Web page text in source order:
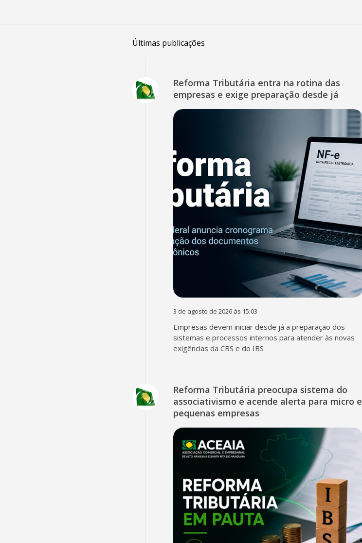
Últimas publicações
Reforma Tributária entra na rotina das
empresas e exige preparação desde já
3 de agosto de 2026 às 15:03
Empresas devem iniciar desde já a preparação dos
sistemas e processos internos para atender às novas
exigências da CBS e do IBS
Reforma Tributária preocupa sistema do
associativismo e acende alerta para micro e
pequenas empresas